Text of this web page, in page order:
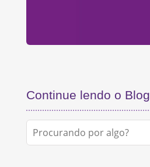
Continue lendo o Blog